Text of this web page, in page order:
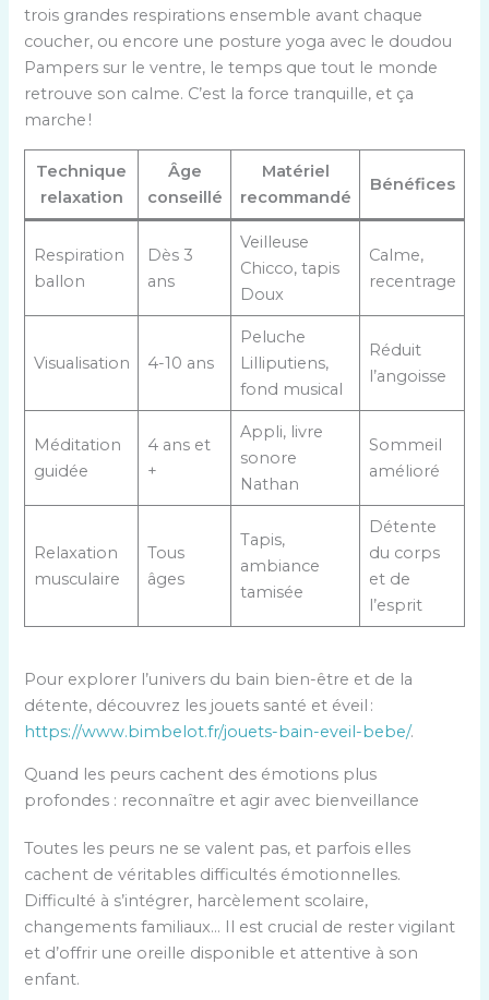
trois grandes respirations ensemble avant chaque
coucher, ou encore une posture yoga avec le doudou
Pampers sur le ventre, le temps que tout le monde
retrouve son calme. C’est la force tranquille, et ça
marche !
Technique
relaxation
Âge
conseillé
Matériel
recommandé
Bénéfices
Respiration
ballon
Dès 3
ans
Veilleuse
Chicco, tapis
Doux
Calme,
recentrage
Visualisation 4-10 ans
Peluche
Lilliputiens,
fond musical
Réduit
l’angoisse
Méditation
guidée
4 ans et
+
Appli, livre
sonore
Nathan
Sommeil
amélioré
Relaxation
musculaire
Tous
âges
Tapis,
ambiance
tamisée
Détente
du corps
et de
l’esprit
Pour explorer l’univers du bain bien-être et de la
détente, découvrez les jouets santé et éveil :
https://www.bimbelot.fr/jouets-bain-eveil-bebe/.
Quand les peurs cachent des émotions plus
profondes : reconnaître et agir avec bienveillance
Toutes les peurs ne se valent pas, et parfois elles
cachent de véritables difficultés émotionnelles.
Difficulté à s’intégrer, harcèlement scolaire,
changements familiaux… Il est crucial de rester vigilant
et d’offrir une oreille disponible et attentive à son
enfant.